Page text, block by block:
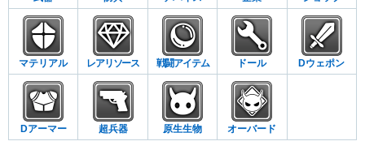
マテリアル レアリソース 戦闘アイテム ドール Dウェポン
Dアーマー 超兵器 原生生物 オーバード